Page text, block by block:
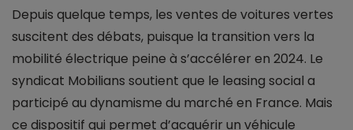
Depuis quelque temps, les ventes de voitures vertes
suscitent des débats, puisque la transition vers la
mobilité électrique peine à s’accélérer en 2024. Le
syndicat Mobilians soutient que le leasing social a
participé au dynamisme du marché en France. Mais
ce dispositif qui permet d’acquérir un véhicule